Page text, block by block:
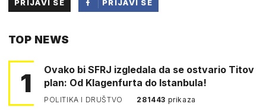
PRIJAVI SE
PRIJAVI SE
TOP NEWS
1
Ovako bi SFRJ izgledala da se ostvario Titov
plan: Od Klagenfurta do Istanbula!
POLITIKA I DRUŠTVO 281443 prikaza